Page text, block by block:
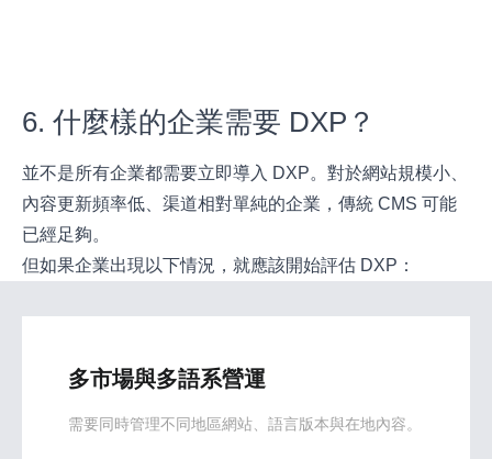
6. 什麼樣的企業需要 DXP？
並不是所有企業都需要立即導入 DXP。對於網站規模小、
內容更新頻率低、渠道相對單純的企業，傳統 CMS 可能
已經足夠。
但如果企業出現以下情況，就應該開始評估 DXP：
多市場與多語系營運
需要同時管理不同地區網站、語言版本與在地內容。